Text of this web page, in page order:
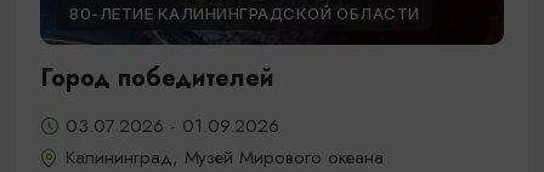
80-ЛЕТИЕ КАЛИНИНГРАДСКОЙ ОБЛАСТИ
Город победителей
03.07.2026 - 01.09.2026
Калининград, Музей Мирового океана